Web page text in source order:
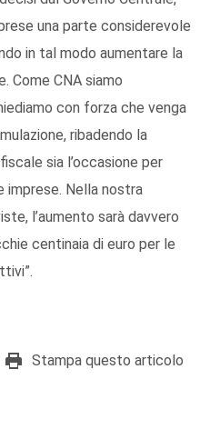
una parte considerevole
in tal modo aumentare la
Come CNA siamo
con forza che venga
ribadendo la
sia l’occasione per
imprese. Nella nostra
l’aumento sarà davvero
centinaia di euro per le
Stampa questo articolo